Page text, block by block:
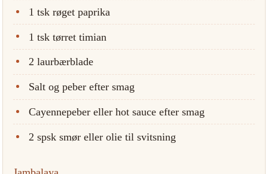
1 tsk røget paprika
1 tsk tørret timian
2 laurbærblade
Salt og peber efter smag
Cayennepeber eller hot sauce efter smag
2 spsk smør eller olie til svitsning